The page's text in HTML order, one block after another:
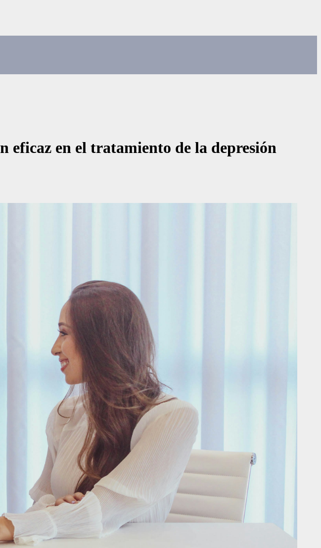
en el tratamiento de la depresión